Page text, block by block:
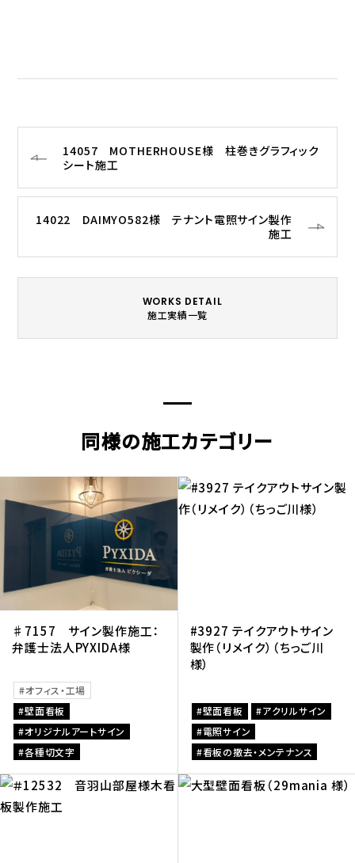
14057 MOTHERHOUSE様 柱巻きグラフィック
シート施工
14022 DAIMYO582様 テナント電照サイン製作
施工
WORKS DETAIL
施工実績一覧
同様の施工カテゴリー
♯7157 サイン製作施工：
弁護士法人PYXIDA様
オフィス・工場
壁面看板
オリジナルアートサイン
各種切文字
#3927 テイクアウトサイン
製作（リメイク）（ちっご川
様）
壁面看板
アクリルサイン
電照サイン
看板の撤去・メンテナンス